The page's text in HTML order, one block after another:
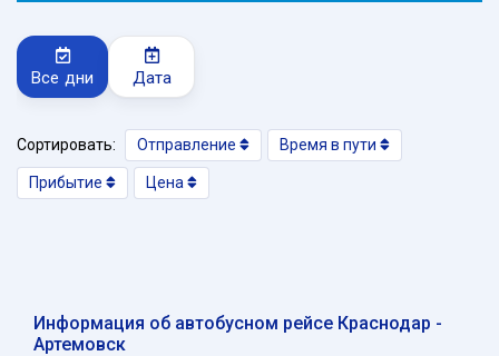
Все дни Дата
Сортировать: Отправление Время в пути
Прибытие Цена
Информация об автобусном рейсе Краснодар -
Артемовск